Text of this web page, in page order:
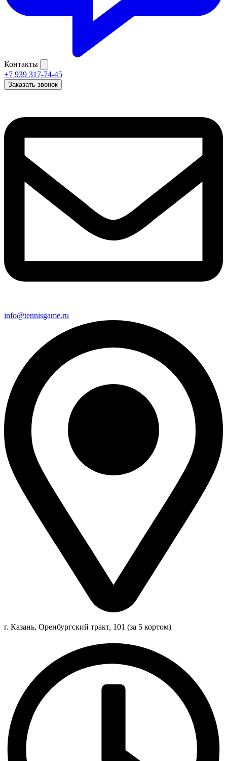
Контакты
+7 939 317-74-45
Заказать звонок
info@tennisgame.ru
г. Казань, Оренбургский тракт, 101 (за 5 кортом)